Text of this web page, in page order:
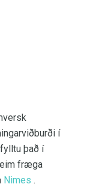
í
það í
fræga
Nimes .